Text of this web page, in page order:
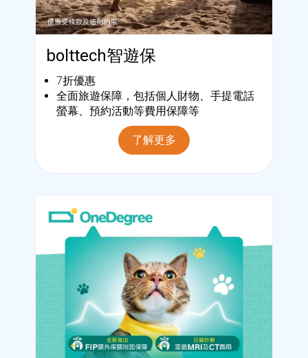
bolttech智遊保
7折優惠
全面旅遊保障，包括個人財物、手提電話
螢幕、預約活動等費用保障等
了解更多